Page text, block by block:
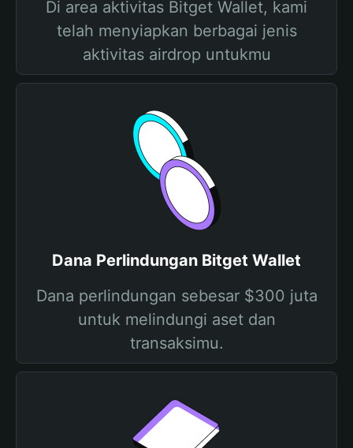
Di area aktivitas Bitget Wallet, kami
telah menyiapkan berbagai jenis
aktivitas airdrop untukmu
Dana Perlindungan Bitget Wallet
Dana perlindungan sebesar $300 juta
untuk melindungi aset dan
transaksimu.